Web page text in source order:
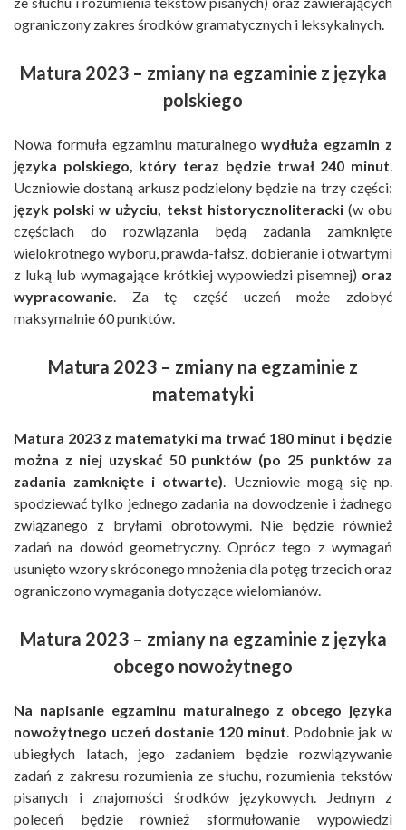
ograniczony zakres środków gramatycznych i leksykalnych.
Matura 2023 – zmiany na egzaminie z języka
polskiego
Nowa formuła egzaminu maturalnegowydłuża egzamin z
języka polskiego, który teraz będzie trwał 240 minut.
Uczniowie dostaną arkusz podzielony będzie na trzy części:
język polski w użyciu, tekst historycznoliteracki(w obu
częściach do rozwiązania będą zadania zamknięte
wielokrotnego wyboru, prawda-fałsz, dobieranie i otwartymi
z luką lub wymagające krótkiej wypowiedzi pisemnej) oraz
wypracowanie. Za tę część uczeń może zdobyć
maksymalnie 60 punktów.
Matura 2023 – zmiany na egzaminie z
matematyki
Matura 2023 z matematyki ma trwać 180 minut i będzie
można z niej uzyskać 50 punktów (po 25 punktów za
zadania zamknięte i otwarte). Uczniowie mogą się np.
spodziewać tylko jednego zadania na dowodzenie i żadnego
związanego z bryłami obrotowymi. Nie będzie również
zadań na dowód geometryczny. Oprócz tego z wymagań
usunięto wzory skróconego mnożenia dla potęg trzecich oraz
ograniczono wymagania dotyczące wielomianów.
Matura 2023 – zmiany na egzaminie z języka
obcego nowożytnego
Na napisanie egzaminu maturalnego z obcego języka
nowożytnego uczeń dostanie 120 minut. Podobnie jak w
ubiegłych latach, jego zadaniem będzie rozwiązywanie
zadań z zakresu rozumienia ze słuchu, rozumienia tekstów
pisanych i znajomości środków językowych. Jednym z
poleceń będzie również sformułowanie wypowiedzi